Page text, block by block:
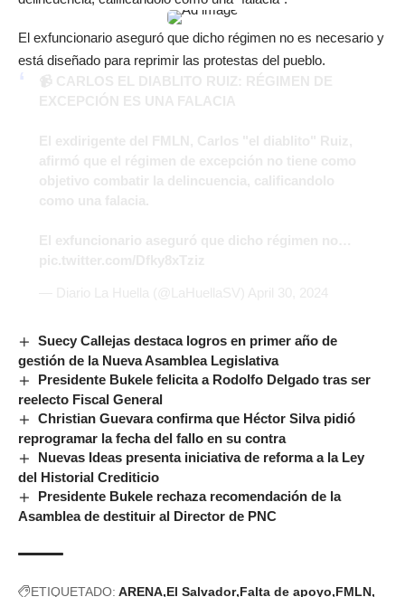
El exfuncionario aseguró que dicho régimen no es necesario y
está diseñado para reprimir las protestas del pueblo.
Suecy Callejas destaca logros en primer año de
gestión de la Nueva Asamblea Legislativa
Presidente Bukele felicita a Rodolfo Delgado tras ser
reelecto Fiscal General
Christian Guevara confirma que Héctor Silva pidió
reprogramar la fecha del fallo en su contra
Nuevas Ideas presenta iniciativa de reforma a la Ley
del Historial Crediticio
Presidente Bukele rechaza recomendación de la
Asamblea de destituir al Director de PNC
ETIQUETADO: ARENA El Salvador Falta de apoyo FMLN